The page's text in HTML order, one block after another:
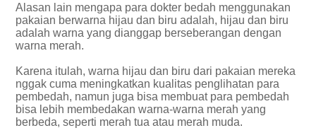
Alasan lain mengapa para dokter bedah menggunakan
pakaian berwarna hijau dan biru adalah, hijau dan biru
adalah warna yang dianggap berseberangan dengan
warna merah.
Karena itulah, warna hijau dan biru dari pakaian mereka
nggak cuma meningkatkan kualitas penglihatan para
pembedah, namun juga bisa membuat para pembedah
bisa lebih membedakan warna-warna merah yang
berbeda, seperti merah tua atau merah muda.